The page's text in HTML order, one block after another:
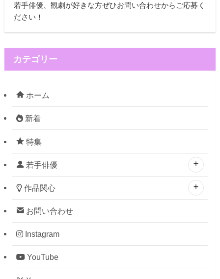
若手俳優、観劇が好きな方ぜひお問い合わせからご応募く
ださい！
カテゴリー
ホーム
新着
特集
若手俳優
作品関心
お問い合わせ
Instagram
YouTube